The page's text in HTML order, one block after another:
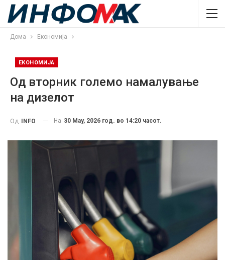
Дома Економија
ЕКОНОМИЈА
Од вторник големо намалување
на дизелот
Од INFO На 30 May, 2026 год. во 14:20 часот.